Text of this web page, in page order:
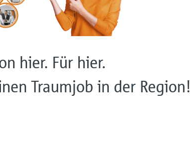
hier. Für hier.
Traumjob in der Region!